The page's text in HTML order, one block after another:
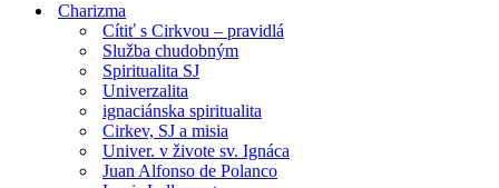
Charizma
Cítiť s Cirkvou – pravidlá
Služba chudobným
Spiritualita SJ
Univerzalita
ignaciánska spiritualita
Cirkev, SJ a misia
Univer. v živote sv. Ignáca
Juan Alfonso de Polanco